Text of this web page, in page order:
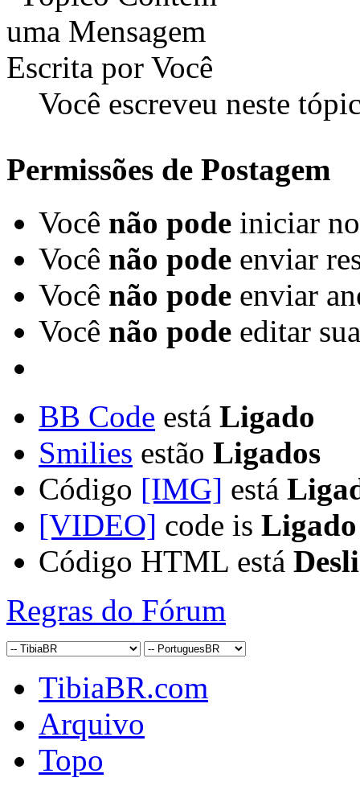
Você escreveu neste
Permissões de Postagem
Você não pode iniciar
Você não pode enviar
Você não pode enviar
Você não pode editar
BB Code está Ligado
Smilies estão Ligados
Código [IMG] está
[VIDEO] code is Ligado
Código HTML está
Regras do Fórum
TibiaBR.com
Arquivo
Topo